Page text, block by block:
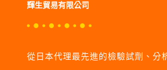
輝生貿易有限公司
從日本代理最先進的檢驗試劑、分